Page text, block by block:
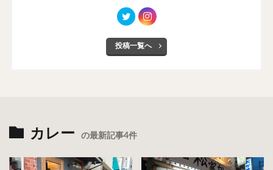
投稿一覧へ
カレー の最新記事4件